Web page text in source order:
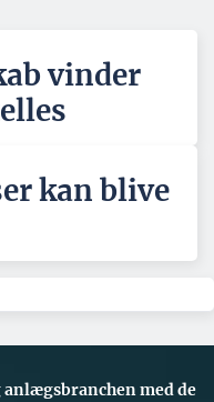
vinder
kan blive
med de